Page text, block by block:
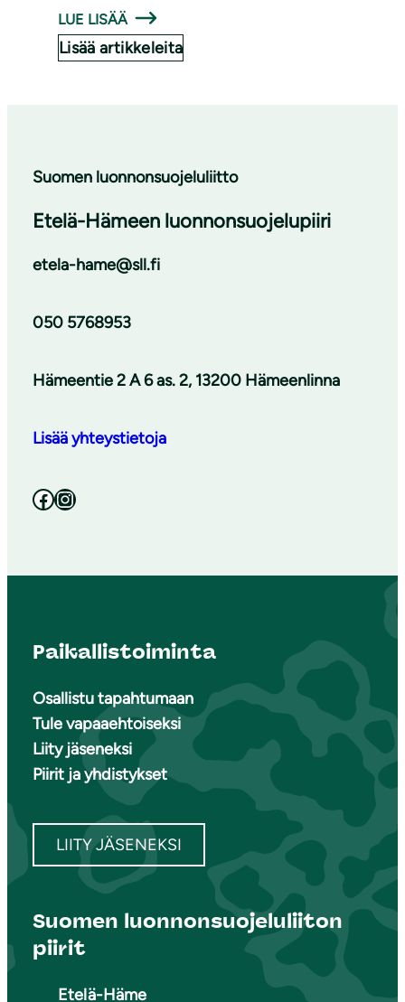
LUE LISÄÄ
Lisää artikkeleita
Suomen luonnonsuojeluliitto
Etelä-Hämeen luonnonsuojelupiiri
etela-hame@sll.fi
050 5768953
Hämeentie 2 A 6 as. 2, 13200 Hämeenlinna
Lisää yhteystietoja
Facebook Instagram
Paikallistoiminta
Osallistu tapahtumaan
Tule vapaaehtoiseksi
Liity jäseneksi
Piirit ja yhdistykset
LIITY JÄSENEKSI
Suomen luonnonsuojeluliiton
piirit
Etelä-Häme